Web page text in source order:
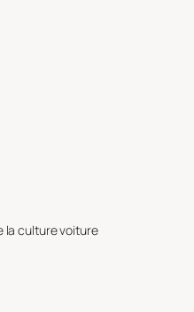
la culture voiture